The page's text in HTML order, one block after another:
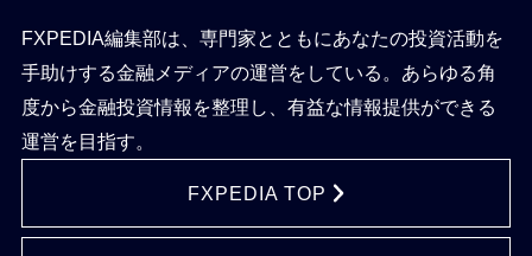
FXPEDIA編集部は、専門家とともにあなたの投資活動を
手助けする金融メディアの運営をしている。あらゆる角
度から金融投資情報を整理し、有益な情報提供ができる
運営を目指す。
FXPEDIA TOP